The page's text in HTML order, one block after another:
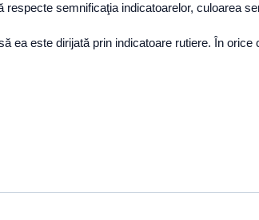
semnificaţia indicatoarelor, culoarea
ea este dirijată prin indicatoare rutiere. În orice